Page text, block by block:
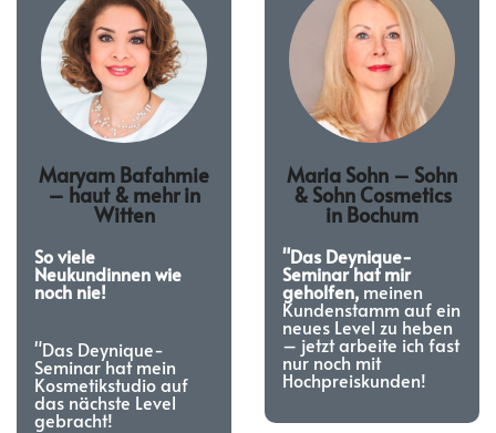
Maryam Bafahmie
– haut & mehr in
Witten
So viele
Neukundinnen wie
noch nie!
"Das Deynique-
Seminar hat mein
Kosmetikstudio auf
das nächste Level
gebracht!
Maria Sohn – Sohn
& Sohn Cosmetics
in Bochum
"Das Deynique-
Seminar hat mir
geholfen, meinen
Kundenstamm auf ein
neues Level zu heben
– jetzt arbeite ich fast
nur noch mit
Hochpreiskunden!